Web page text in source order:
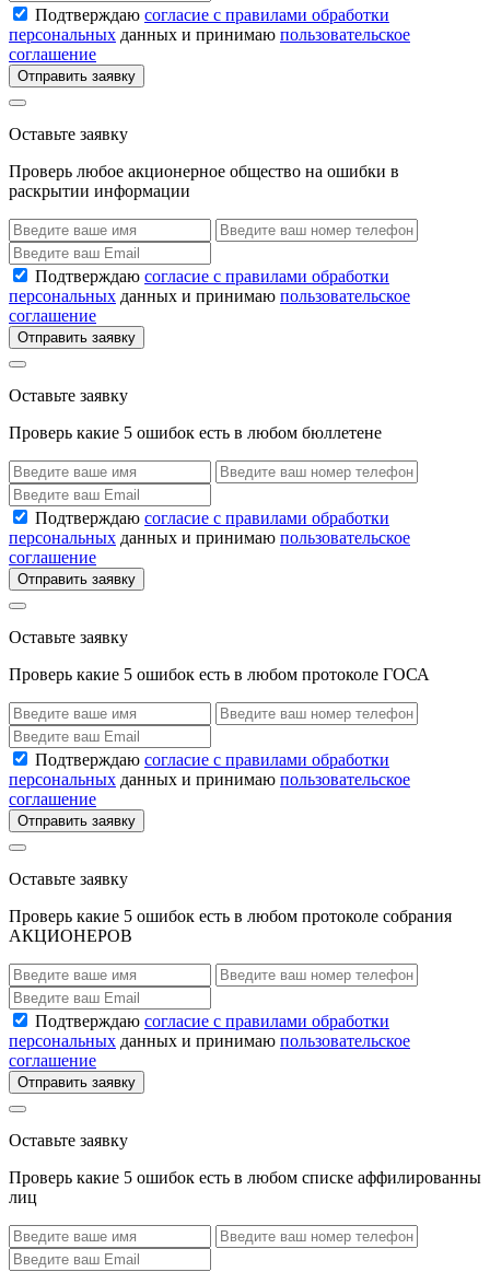
Подтверждаю согласие с правилами обработки
персональных данных и принимаю пользовательское
соглашение
Отправить заявку
Оставьте заявку
Проверь любое акционерное общество на ошибки в
раскрытии информации
Подтверждаю согласие с правилами обработки
персональных данных и принимаю пользовательское
соглашение
Отправить заявку
Оставьте заявку
Проверь какие 5 ошибок есть в любом бюллетене
Подтверждаю согласие с правилами обработки
персональных данных и принимаю пользовательское
соглашение
Отправить заявку
Оставьте заявку
Проверь какие 5 ошибок есть в любом протоколе ГОСА
Подтверждаю согласие с правилами обработки
персональных данных и принимаю пользовательское
соглашение
Отправить заявку
Оставьте заявку
Проверь какие 5 ошибок есть в любом протоколе собрания
АКЦИОНЕРОВ
Подтверждаю согласие с правилами обработки
персональных данных и принимаю пользовательское
соглашение
Отправить заявку
Оставьте заявку
Проверь какие 5 ошибок есть в любом списке аффилированны
лиц